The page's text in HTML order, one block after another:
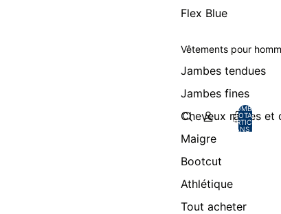
Flex Blue
Vêtements pour
Jambes tendues
Jambes fines
Cheveux raides et
Maigre
Bootcut
Athlétique
Tout acheter
NOMBRE
TOTAL
D’ARTICLES
DANS LE